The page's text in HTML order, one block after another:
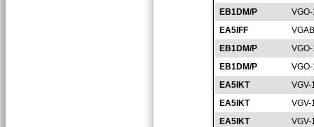
EB1DM/P
EA5IFF
EB1DM/P
EB1DM/P
EA5IKT
VGV-
EA5IKT
VGV-
EA5IKT
VGV-